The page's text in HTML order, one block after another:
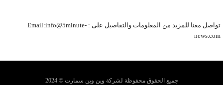
تواصل معنا للمزيد من المعلومات والتفاصيل على : Email:info@5minute-
news.com
جميع الحقوق محفوظة لشركة وين وين سمارت © 2024